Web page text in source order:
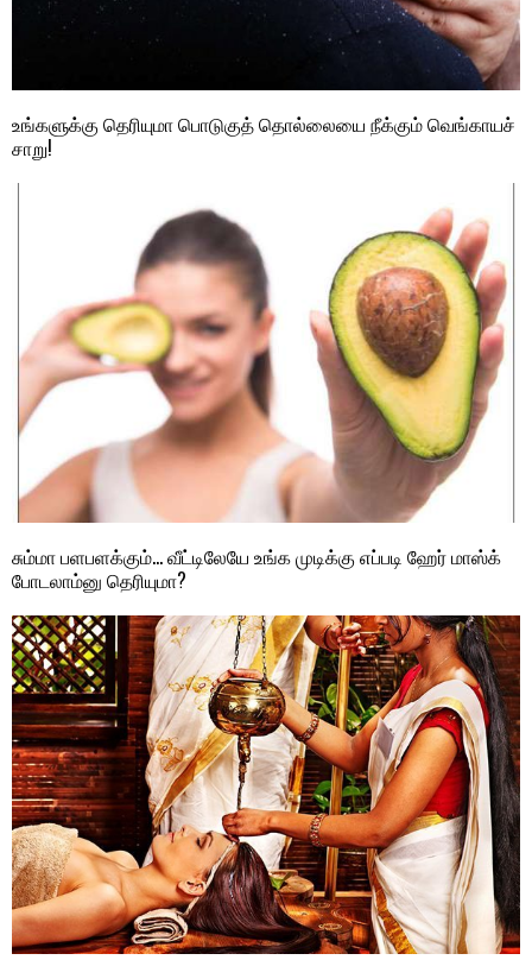
உங்களுக்கு தெரியுமா பொடுகுத் தொல்லையை நீக்கும் வெங்காயச்
சாறு!
சும்மா பளபளக்கும்… வீட்டிலேயே உங்க முடிக்கு எப்படி ஹேர் மாஸ்க்
போடலாம்னு தெரியுமா?